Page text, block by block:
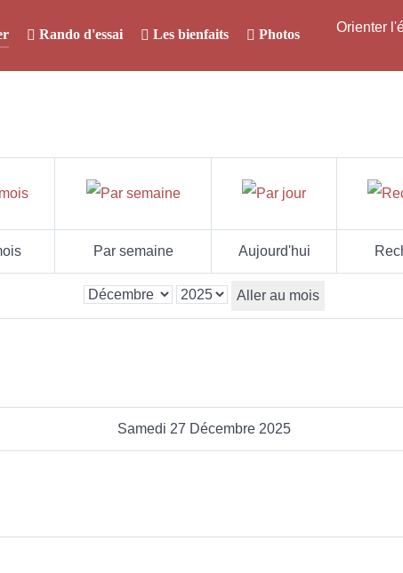
Rando d'essai Les bienfaits Photos Orienter
Par semaine Aujourd'hui
Aller au mois
Samedi 27 Décembre 2025